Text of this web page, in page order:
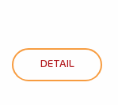
DETAIL